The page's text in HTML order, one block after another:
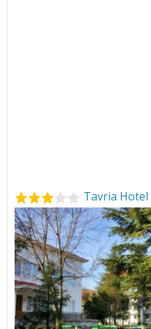
Tavria Hotel